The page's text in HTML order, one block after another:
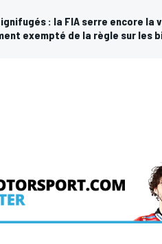
: la FIA serre encore la
exempté de la règle sur les